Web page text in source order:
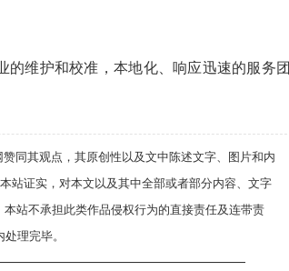
的维护和校准，本地化、响应迅速的服务
同其观点，其原创性以及文中陈述文字、图片和内
站证实，对本文以及其中全部或者部分内容、文字
站不承担此类作品侵权行为的直接责任及连带责
理完毕。